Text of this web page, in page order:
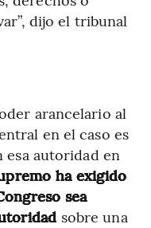
dijo el tribunal
arancelario al
en el caso es
esa autoridad en
ha exigido
sea
sobre una